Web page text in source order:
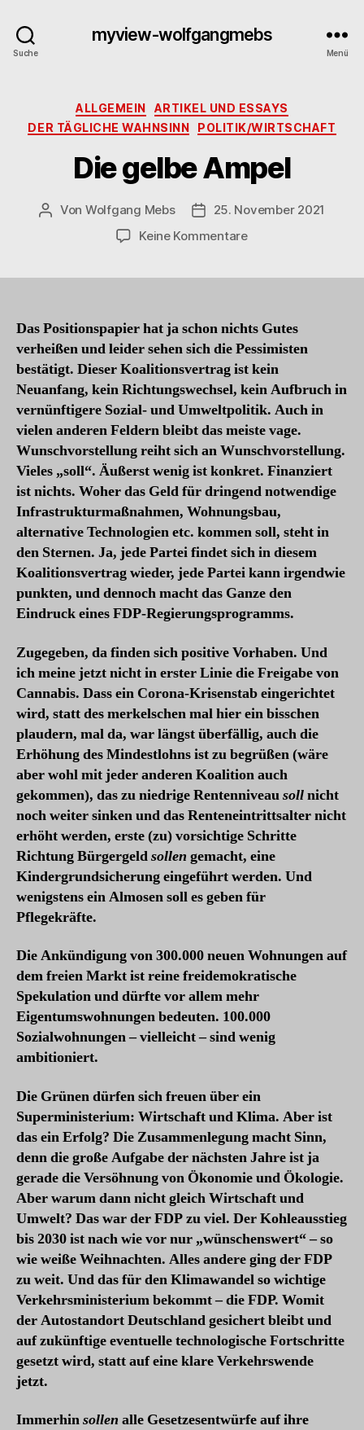
Suche
myview-wolfgangmebs
Menü
Kategorien
ALLGEMEIN
ARTIKEL UND ESSAYS
DER TÄGLICHE WAHNSINN
POLITIK/WIRTSCHAFT
Die gelbe Ampel
Beitragsautor
Von Wolfgang Mebs Beitragsdatum
25. November 2021
Keine Kommentarezu
Das Positionspapier hat ja schon nichts Gutes
verheißen und leider sehen sich die Pessimisten
bestätigt. Dieser Koalitionsvertrag ist kein
Neuanfang, kein Richtungswechsel, kein Aufbruch in
vernünftigere Sozial- und Umweltpolitik. Auch in
vielen anderen Feldern bleibt das meiste vage.
Wunschvorstellung reiht sich an Wunschvorstellung.
Vieles „soll“. Äußerst wenig ist konkret. Finanziert
ist nichts. Woher das Geld für dringend notwendige
Infrastrukturmaßnahmen, Wohnungsbau,
alternative Technologien etc. kommen soll, steht in
den Sternen. Ja, jede Partei findet sich in diesem
Koalitionsvertrag wieder, jede Partei kann irgendwie
punkten, und dennoch macht das Ganze den
Eindruck eines FDP-Regierungsprogramms.
Zugegeben, da finden sich positive Vorhaben. Und
ich meine jetzt nicht in erster Linie die Freigabe von
Cannabis. Dass ein Corona-Krisenstab eingerichtet
wird, statt des merkelschen mal hier ein bisschen
plaudern, mal da, war längst überfällig, auch die
Erhöhung des Mindestlohns ist zu begrüßen (wäre
aber wohl mit jeder anderen Koalition auch
gekommen), das zu niedrige Rentenniveausollnicht
noch weiter sinken und das Renteneintrittsalter nicht
erhöht werden, erste (zu) vorsichtige Schritte
Richtung Bürgergeldsollen gemacht, eine
Kindergrundsicherung eingeführt werden. Und
wenigstens ein Almosen soll es geben für
Pflegekräfte.
Die Ankündigung von 300.000 neuen Wohnungen auf
dem freien Markt ist reine freidemokratische
Spekulation und dürfte vor allem mehr
Eigentumswohnungen bedeuten. 100.000
Sozialwohnungen – vielleicht – sind wenig
ambitioniert.
Die Grünen dürfen sich freuen über ein
Superministerium: Wirtschaft und Klima. Aber ist
das ein Erfolg? Die Zusammenlegung macht Sinn,
denn die große Aufgabe der nächsten Jahre ist ja
gerade die Versöhnung von Ökonomie und Ökologie.
Aber warum dann nicht gleich Wirtschaft und
Umwelt? Das war der FDP zu viel. Der Kohleausstieg
bis 2030 ist nach wie vor nur „wünschenswert“ – so
wie weiße Weihnachten. Alles andere ging der FDP
zu weit. Und das für den Klimawandel so wichtige
Verkehrsministerium bekommt – die FDP. Womit
der Autostandort Deutschland gesichert bleibt und
auf zukünftige eventuelle technologische Fortschritte
gesetzt wird, statt auf eine klare Verkehrswende
jetzt.
Immerhinsollen alle Gesetzesentwürfe auf ihre